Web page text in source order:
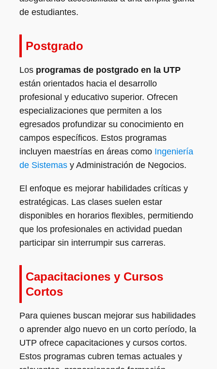
de estudiantes.
Postgrado
Los programas de postgrado en la UTP
están orientados hacia el desarrollo
profesional y educativo superior. Ofrecen
especializaciones que permiten a los
egresados profundizar su conocimiento en
campos específicos. Estos programas
incluyen maestrías en áreas como Ingeniería
de Sistemas y Administración de Negocios.
El enfoque es mejorar habilidades críticas y
estratégicas. Las clases suelen estar
disponibles en horarios flexibles, permitiendo
que los profesionales en actividad puedan
participar sin interrumpir sus carreras.
Capacitaciones y Cursos
Cortos
Para quienes buscan mejorar sus habilidades
o aprender algo nuevo en un corto período, la
UTP ofrece capacitaciones y cursos cortos.
Estos programas cubren temas actuales y